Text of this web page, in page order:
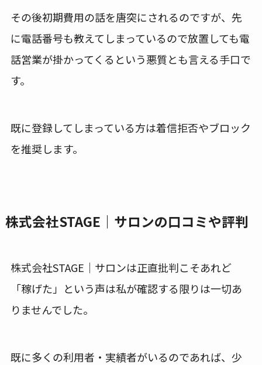
その後初期費用の話を唐突にされるのですが、先
に電話番号も教えてしまっているので放置しても電
話営業が掛かってくるという悪質とも言える手口で
す。
既に登録してしまっている方は着信拒否やブロック
を推奨します。
株式会社STAGE｜サロンの口コミや評判
株式会社STAGE｜サロンは正直批判こそあれど
「稼げた」という声は私が確認する限りは一切あ
りませんでした。
既に多くの利用者・実績者がいるのであれば、少